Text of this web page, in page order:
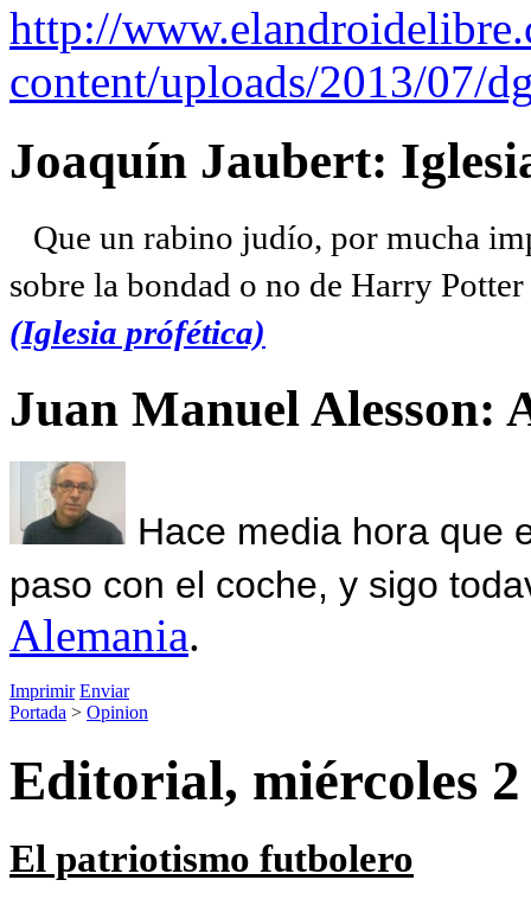
http://
content/uploads/2013/07/
Joaquín Jaubert:
Que un rabino judío, por mucha
sobre la bondad o no de Harry
(Iglesia prófética)
Juan Manuel Alesson:
Hace media hora que
paso con el coche, y sigo
Alemania.
Imprimir Enviar
Portada > Opinion
Editorial, miércoles
El patriotismo futbolero